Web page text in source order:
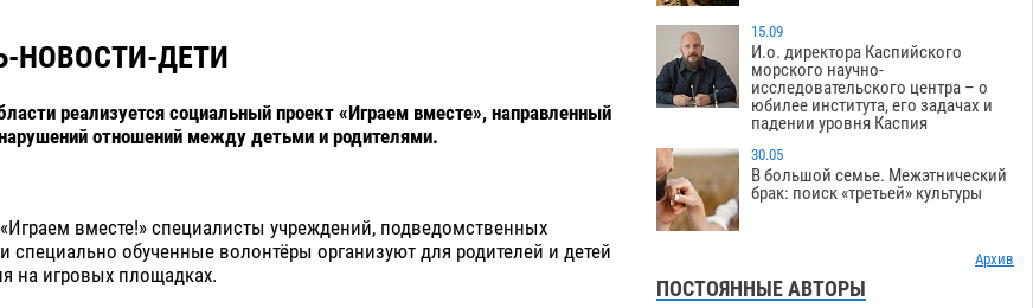
НОВОСТИ-ДЕТИ
реализуется социальный проект «Играем вместе», направленный
отношений между детьми и родителями.
вместе!» специалисты учреждений, подведомственных
специально обученные волонтёры организуют для родителей и детей
на игровых площадках.
15.09
И.о. директора Каспийского
морского научно-
исследовательского центра – о
юбилее института, его задачах и
падении уровня Каспия
30.05
В большой семье. Межэтнический
брак: поиск «третьей» культуры
Архив
ПОСТОЯННЫЕ АВТОРЫ